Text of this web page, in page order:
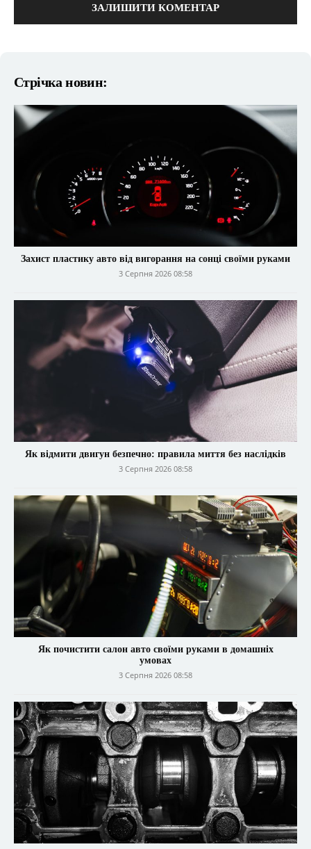
Стрічка новин:
Захист пластику авто від вигорання на сонці своїми руками
3 Серпня 2026 08:58
Як відмити двигун безпечно: правила миття без наслідків
3 Серпня 2026 08:58
Як почистити салон авто своїми руками в домашніх
умовах
3 Серпня 2026 08:58